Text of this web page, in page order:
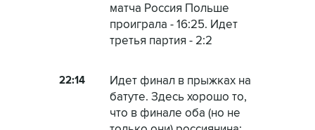
матча Россия Польше
проиграла - 16:25. Идет
третья партия - 2:2
22:14
Идет финал в прыжках на
батуте. Здесь хорошо то,
что в финале оба (но не